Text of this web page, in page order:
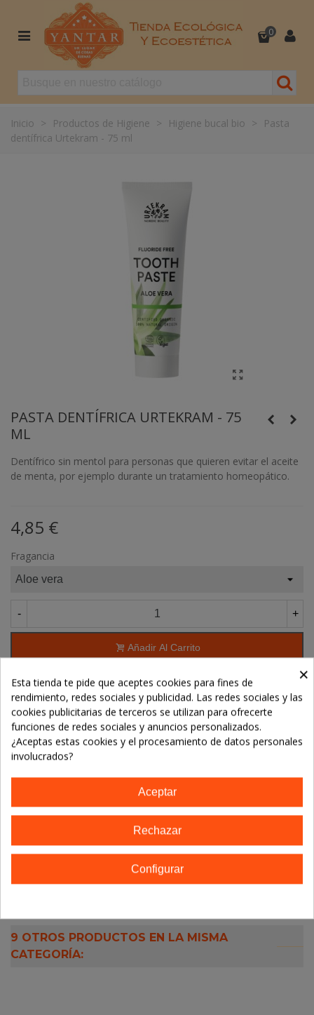
0
Inicio > Productos de Higiene > Higiene bucal bio >
Pasta
dentífrica Urtekram - 75 ml
PASTA DENTÍFRICA URTEKRAM - 75
ML
Dentífrico sin mentol para personas que quieren evitar el aceite
de menta, por ejemplo durante un tratamiento homeopático.
4,85 €
Fragancia
- +
Añadir Al Carrito
Referencia: 5765228837849
Marca: URTEKRAM
TE GUSTARÁN
Descripción
9 OTROS PRODUCTOS EN LA MISMA
CATEGORÍA:
×
Esta tienda te pide que aceptes cookies para fines de
rendimiento, redes sociales y publicidad. Las redes sociales y las
cookies publicitarias de terceros se utilizan para ofrecerte
funciones de redes sociales y anuncios personalizados.
¿Aceptas estas cookies y el procesamiento de datos personales
involucrados?
Aceptar
Rechazar
Configurar